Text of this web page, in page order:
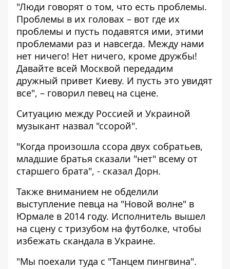
"Люди говорят о том, что есть проблемы.
Проблемы в их головах – вот где их
проблемы и пусть подавятся ими, этими
проблемами раз и навсегда. Между нами
нет ничего! Нет ничего, кроме дружбы!
Давайте всей Москвой передадим
дружный привет Киеву. И пусть это увидят
все", – говорил певец на сцене.
Ситуацию между Россией и Украиной
музыкант назвал "ссорой".
"Когда произошла ссора двух собратьев,
младшие братья сказали "нет" всему от
старшего брата", - сказал Дорн.
Также вниманием не обделили
выступление певца на "Новой волне" в
Юрмале в 2014 году. Исполнитель вышел
на сцену с тризубом на футболке, чтобы
избежать скандала в Украине.
"Мы поехали туда с "Танцем пингвина".